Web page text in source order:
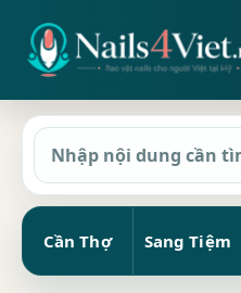
Cần Thợ Sang Tiệm